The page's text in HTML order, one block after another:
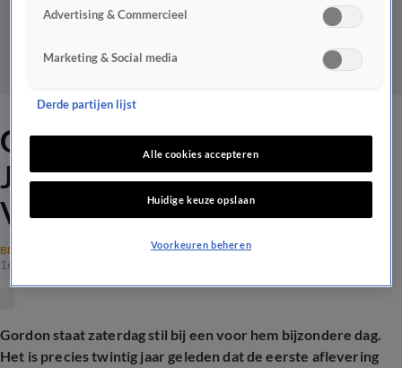
Gordon blikt trots terug op
Joling & Gordon Over De
Vloer: 'De chemie was uniek'
BN'ERS
16 aug 2025, 11:49
Gordon staat zaterdag stil bij een voor hem bijzondere dag.
Het is precies twintig jaar geleden dat de eerste aflevering
Advertising & Commercieel
Marketing & Social media
Derde partijen lijst
Alle cookies accepteren
Huidige keuze opslaan
Voorkeuren beheren